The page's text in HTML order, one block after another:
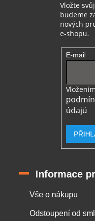
Vložte
budeme
nových
e-shopu.
E-mail
údajů
Informace
Vše o nákupu
Odstoupení od